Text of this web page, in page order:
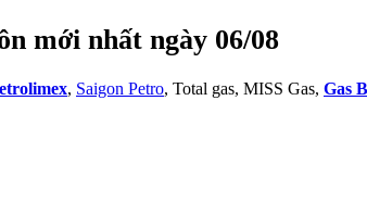
mới nhất ngày 06/08
, Saigon Petro, Total gas, MISS Gas, Gas